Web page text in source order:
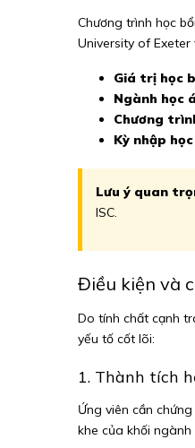
Chương trình học
University of
Giá trị học
Ngành học
Chương
Kỳ nhập
Lưu ý quan
ISC.
Điều kiện và
Do tính chất cạnh
yếu tố cốt lõi:
1. Thành tích
Ứng viên cần
khe của khối